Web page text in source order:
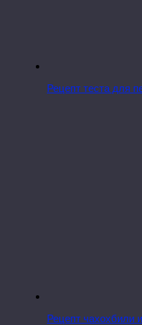
Рецепт теста для
Рецепт чахохбили